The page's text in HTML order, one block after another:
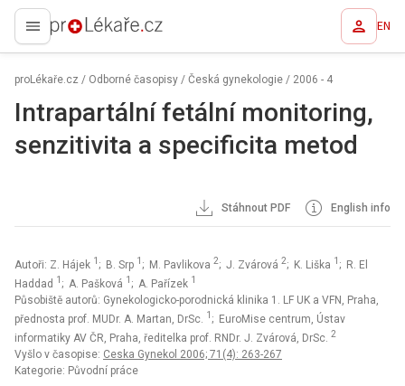
proLékaře.cz EN
proLékaře.cz / Odborné časopisy / Česká gynekologie / 2006 - 4
Intrapartální fetální monitoring,
senzitivita a specificita metod
Stáhnout PDF English info
Autoři: Z. Hájek 1 ; B. Srp 1 ; M. Pavlikova 2; J. Zvárová 2; K. Liška 1 ; R. El
Haddad 1 ; A. Pašková 1 ; A. Pařízek 1
Působiště autorů: Gynekologicko-porodnická klinika 1. LF UK a VFN, Praha,
přednosta prof. MUDr. A. Martan, DrSc. 1 ; EuroMise centrum, Ústav
informatiky AV ČR, Praha, ředitelka prof. RNDr. J. Zvárová, DrSc. 2
Vyšlo v časopise: Ceska Gynekol 2006; 71(4): 263-267
Kategorie: Původní práce